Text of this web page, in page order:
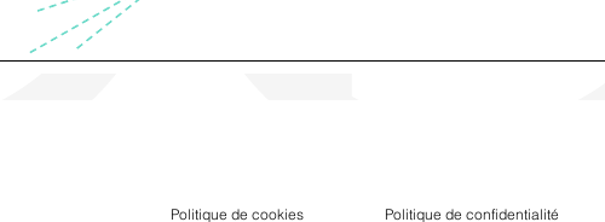
Politique de cookies Politique de confidentialité